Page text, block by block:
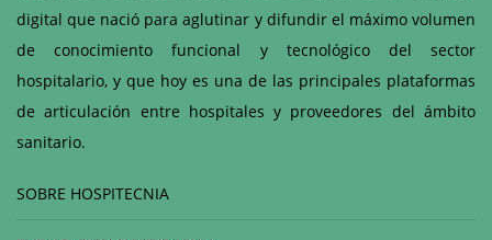
digital que nació para aglutinar y difundir el máximo volumen
de conocimiento funcional y tecnológico del sector
hospitalario, y que hoy es una de las principales plataformas
de articulación entre hospitales y proveedores del ámbito
sanitario.
SOBRE HOSPITECNIA